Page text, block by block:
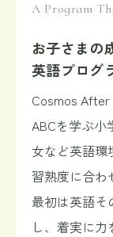
A Program
お子さまの
英語プログ
Cosmos
ABCを学ぶ小
女など英語環
習熟度に合わ
最初は英語そ
し、着実に